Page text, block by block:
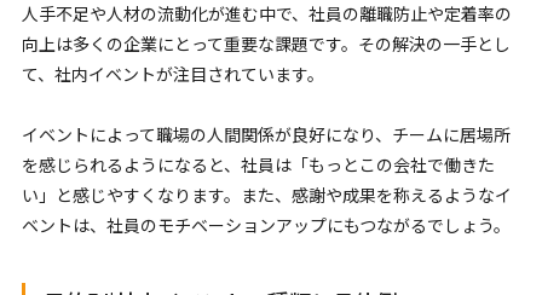
人手不足や人材の流動化が進む中で、社員の離職防止や定着率の
向上は多くの企業にとって重要な課題です。その解決の一手とし
て、社内イベントが注目されています。
イベントによって職場の人間関係が良好になり、チームに居場所
を感じられるようになると、社員は「もっとこの会社で働きた
い」と感じやすくなります。また、感謝や成果を称えるようなイ
ベントは、社員のモチベーションアップにもつながるでしょう。